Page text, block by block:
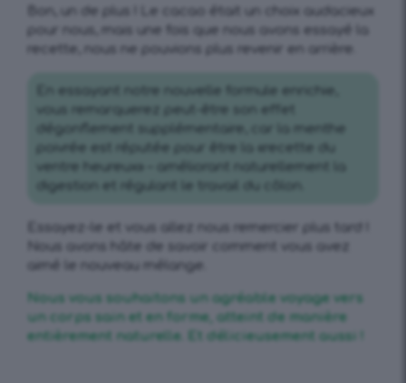
Bon, un de plus ! Le cacao était un choix audacieux
pour nous, mais une fois que nous avons essayé la
recette, nous ne pouvions plus revenir en arrière.
En essayant notre nouvelle formule enrichie,
vous remarquerez peut-être son effet
dégonflement supplémentaire, car la menthe
poivrée est réputée pour être la «recette du
ventre heureux» – améliorant naturellement la
digestion et régulant le travail du côlon.
Essayez-le et vous allez nous remercier plus tard !
Nous avons hâte de savoir comment vous avez
aimé le nouveau mélange.
Nous vous souhaitons un agréable voyage vers
un corps sain et en forme, atteint de manière
entièrement naturelle. Et délicieusement aussi !